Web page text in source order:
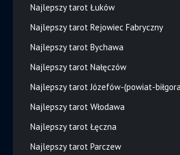
Najlepszy tarot Łuków
Najlepszy tarot Rejowiec Fabryczny
Najlepszy tarot Bychawa
Najlepszy tarot Nałęczów
Najlepszy tarot Józefów-(powiat-
Najlepszy tarot Włodawa
Najlepszy tarot Łęczna
Najlepszy tarot Parczew